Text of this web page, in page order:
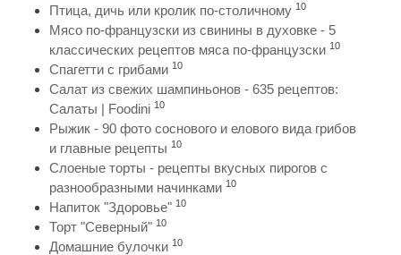
Птица, дичь или кролик по-столичному 10
Мясо по-французски из свинины в духовке - 5
классических рецептов мяса по-французски 10
Спагетти с грибами 10
Салат из свежих шампиньонов - 635 рецептов:
Салаты | Foodini 10
Рыжик - 90 фото соснового и елового вида грибов
и главные рецепты 10
Слоеные торты - рецепты вкусных пирогов с
разнообразными начинками 10
Напиток "Здоровье" 10
Торт "Северный" 10
Домашние булочки 10